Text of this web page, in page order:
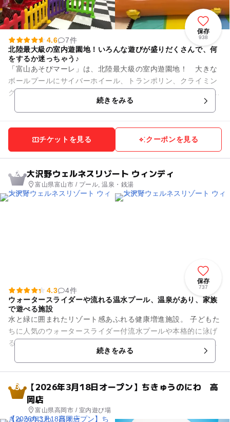
保存
938
4.6
7件
北陸最大級の室内遊園地！いろんな遊びが盛りだくさんで、何
をするか迷っちゃう♪
「富山あそびマーレ」は、北陸最大級の室内遊園地！ 大きな
ボールプールにサイバーホイール、トランポリン、クライミン
グウォールやすべり台のふわふわ遊具もあります。 バッテリー
続きをみる
チケットを見る クーポンを見る
2 大沢野ウェルネスリゾート ウィンディ
富山県富山市 / プール, 温泉・銭湯
保存
737
4.3
4件
ウォータースライダーや流れる温水プール、温泉があり、家族
で遊べる施設
水と緑に囲まれたリゾート感あふれる健康増進施設。 子どもた
ちに人気のウォータースライダー付流水プールや本格的に泳げ
る20mプール、小さな子どもでも遊べる子供プールが揃ってい
続きをみる
3
【2026年3月18日オープン】ちきゅうのにわ 高
岡店
富山県高岡市 / 室内遊び場